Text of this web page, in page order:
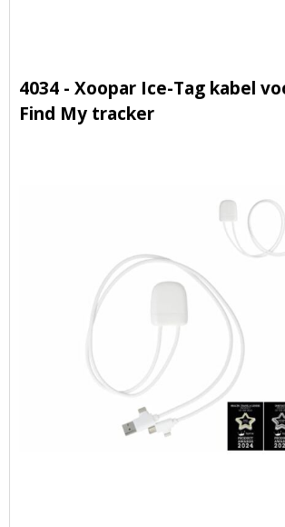
4034 - Xoopar Ice-Tag kabel
Find My tracker